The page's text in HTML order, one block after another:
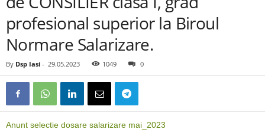
profesional superior la Biroul
Normare Salarizare.
By Dsp Iasi - 29.05.2023 1049 0
Anunt selectie dosare salarizare mai_2023